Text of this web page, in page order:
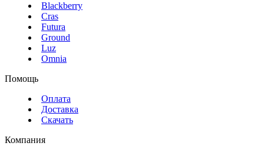
Blackberry
Cras
Futura
Ground
Luz
Omnia
Помощь
Оплата
Доставка
Скачать
Компания